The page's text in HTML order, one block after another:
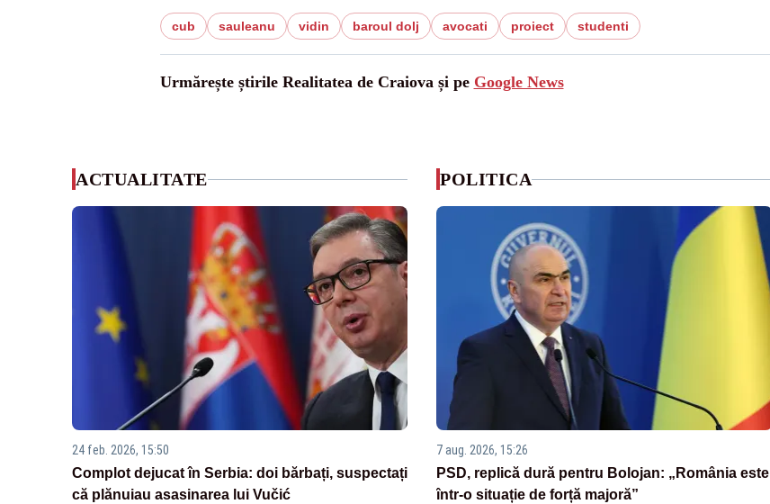
cub sauleanu vidin baroul dolj avocati proiect studenti
Urmărește știrile Realitatea de Craiova și pe Google News
ACTUALITATE
24 feb. 2026, 15:50
Complot dejucat în Serbia: doi bărbați, suspectați
că plănuiau asasinarea lui Vučić
POLITICA
7 aug. 2026, 15:26
PSD, replică dură pentru Bolojan: „România este
într-o situație de forță majoră”